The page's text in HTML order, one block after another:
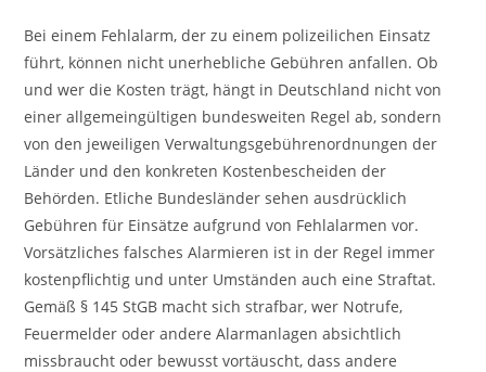
Bei einem Fehlalarm, der zu einem polizeilichen Einsatz
führt, können nicht unerhebliche Gebühren anfallen. Ob
und wer die Kosten trägt, hängt in Deutschland nicht von
einer allgemeingültigen bundesweiten Regel ab, sondern
von den jeweiligen Verwaltungsgebührenordnungen der
Länder und den konkreten Kostenbescheiden der
Behörden. Etliche Bundesländer sehen ausdrücklich
Gebühren für Einsätze aufgrund von Fehlalarmen vor.
Vorsätzliches falsches Alarmieren ist in der Regel immer
kostenpflichtig und unter Umständen auch eine Straftat.
Gemäß § 145 StGB macht sich strafbar, wer Notrufe,
Feuermelder oder andere Alarmanlagen absichtlich
missbraucht oder bewusst vortäuscht, dass andere